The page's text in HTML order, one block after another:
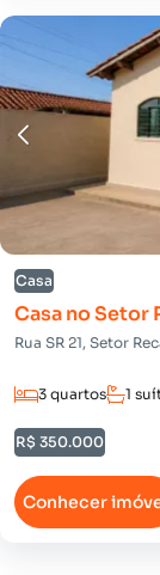
Casa
Casa no Setor
Rua SR 21, Setor
3 quartos 1
R$ 350.000
Conhecer